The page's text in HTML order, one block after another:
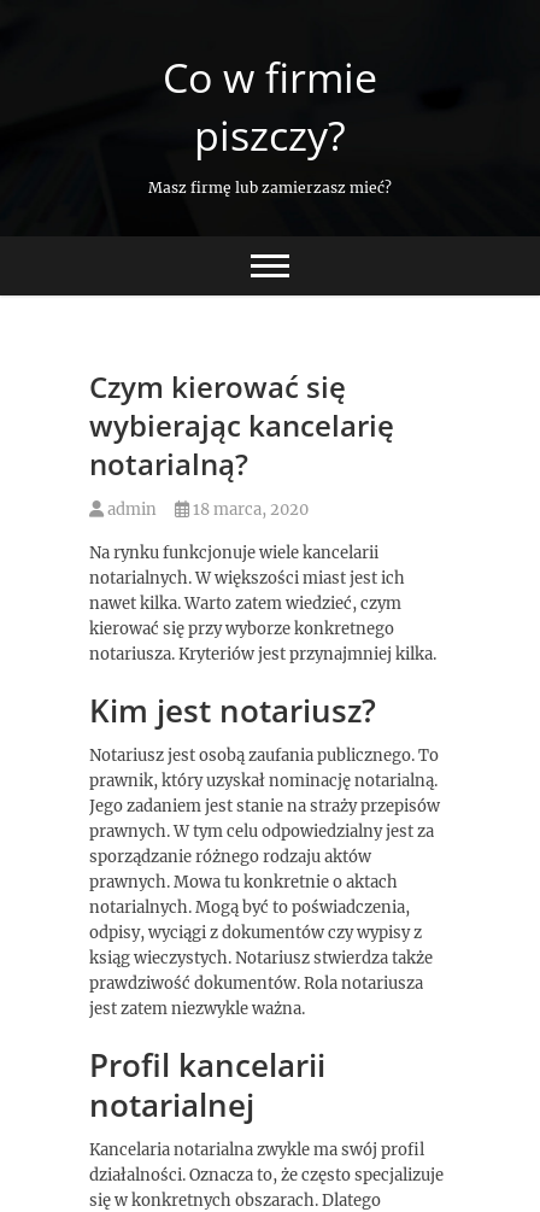
Co w firmie
piszczy?
Masz firmę lub zamierzasz mieć?
Czym kierować się
wybierając kancelarię
notarialną?
admin 18 marca, 2020
Na rynku funkcjonuje wiele kancelarii
notarialnych. W większości miast jest ich
nawet kilka. Warto zatem wiedzieć, czym
kierować się przy wyborze konkretnego
notariusza. Kryteriów jest przynajmniej kilka.
Kim jest notariusz?
Notariusz jest osobą zaufania publicznego. To
prawnik, który uzyskał nominację notarialną.
Jego zadaniem jest stanie na straży przepisów
prawnych. W tym celu odpowiedzialny jest za
sporządzanie różnego rodzaju aktów
prawnych. Mowa tu konkretnie o aktach
notarialnych. Mogą być to poświadczenia,
odpisy, wyciągi z dokumentów czy wypisy z
ksiąg wieczystych. Notariusz stwierdza także
prawdziwość dokumentów. Rola notariusza
jest zatem niezwykle ważna.
Profil kancelarii
notarialnej
Kancelaria notarialna zwykle ma swój profil
działalności. Oznacza to, że często specjalizuje
się w konkretnych obszarach. Dlatego